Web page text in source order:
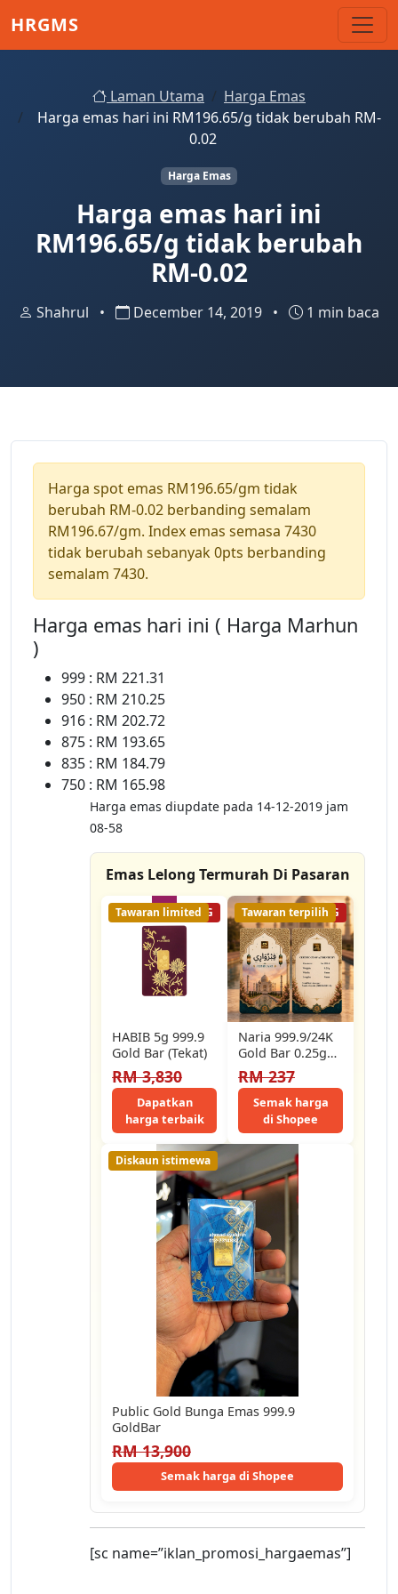
HRGMS
Laman Utama
Harga Emas
Harga emas hari ini RM196.65/g tidak berubah RM-
0.02
Harga Emas
Harga emas hari ini
RM196.65/g tidak berubah
RM-0.02
Shahrul • December 14, 2019 • 1 min baca
Harga spot emas RM196.65/gm tidak
berubah RM-0.02 berbanding semalam
RM196.67/gm. Index emas semasa 7430
tidak berubah sebanyak 0pts berbanding
semalam 7430.
Harga emas hari ini ( Harga Marhun
)
999 : RM 221.31
950 : RM 210.25
916 : RM 202.72
875 : RM 193.65
835 : RM 184.79
750 : RM 165.98
Harga emas diupdate pada 14-12-2019 jam
08-58
Emas Lelong Termurah Di Pasaran
46% LELONG
Tawaran limited
HABIB 5g 999.9
Gold Bar (Tekat)
RM 3,830
Dapatkan
harga terbaik
57% LELONG
Tawaran terpilih
Naria 999.9/24K
Gold Bar 0.25gm
Februari Jawi
Design Islamic
Calendar
Collection
Pelaburan…
RM 237
Semak harga
di Shopee
Diskaun istimewa
Public Gold Bunga Emas 999.9
GoldBar
RM 13,900
Semak harga di Shopee
[sc name=”iklan_promosi_hargaemas”]